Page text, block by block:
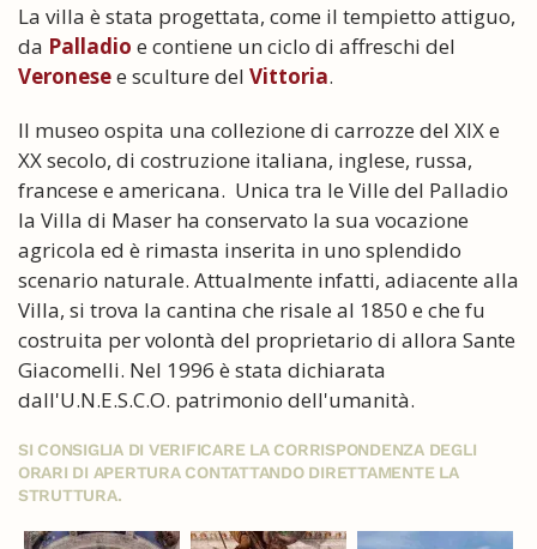
La villa è stata progettata, come il tempietto attiguo,
da Palladio e contiene un ciclo di affreschi del
Veronesee sculture del Vittoria.
Il museo ospita una collezione di carrozze del XIX e
XX secolo, di costruzione italiana, inglese, russa,
francese e americana. Unica tra le Ville del Palladio
la Villa di Maser ha conservato la sua vocazione
agricola ed è rimasta inserita in uno splendido
scenario naturale. Attualmente infatti, adiacente alla
Villa, si trova la cantina che risale al 1850 e che fu
costruita per volontà del proprietario di allora Sante
Giacomelli. Nel 1996 è stata dichiarata
dall'U.N.E.S.C.O. patrimonio dell'umanità.
SI CONSIGLIA DI VERIFICARE LA CORRISPONDENZA DEGLI
ORARI DI APERTURA CONTATTANDO DIRETTAMENTE LA
STRUTTURA.